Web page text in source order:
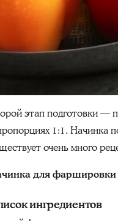
этап подготовки —
1:1. Начинка
очень много
для фаршировки
ингредиентов